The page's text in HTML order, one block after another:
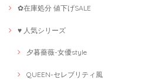
✿在庫処分 値下げSALE
♥ 人気シリーズ
夕暮薔薇-女優style
QUEEN-セレブリティ風